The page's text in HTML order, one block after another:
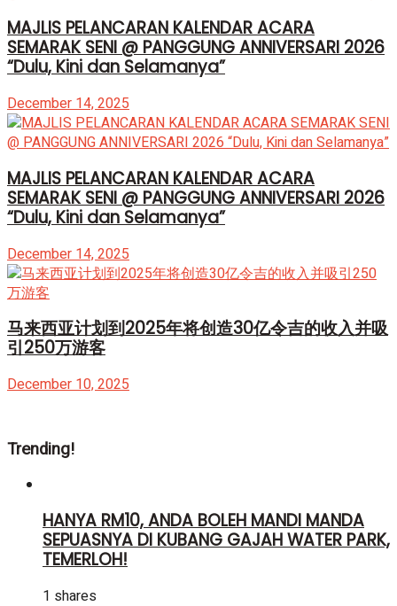
MAJLIS PELANCARAN KALENDAR ACARA
SEMARAK SENI @ PANGGUNG ANNIVERSARI 2026
“Dulu, Kini dan Selamanya”
December 14, 2025
MAJLIS PELANCARAN KALENDAR ACARA
SEMARAK SENI @ PANGGUNG ANNIVERSARI 2026
“Dulu, Kini dan Selamanya”
December 14, 2025
马来西亚计划到2025年将创造30亿令吉的收入并吸
引250万游客
December 10, 2025
Trending!
HANYA RM10, ANDA BOLEH MANDI MANDA
SEPUASNYA DI KUBANG GAJAH WATER PARK,
TEMERLOH!
1 shares